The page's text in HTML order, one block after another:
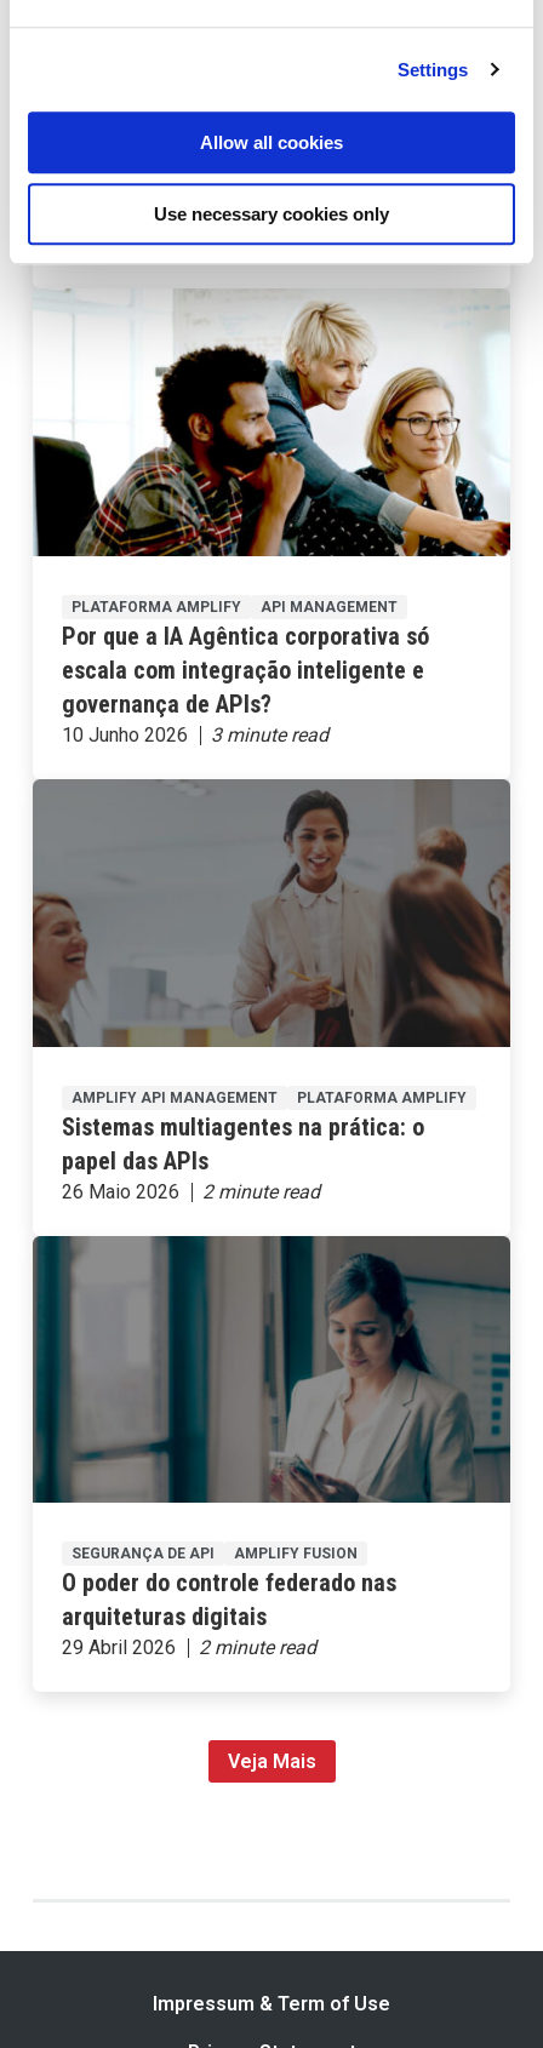
Settings
Allow all cookies
Use necessary cookies only
PLATAFORMA AMPLIFY AMPLIFY API MANAGEMENT
O futuro da transformação digital passa
por integração, automação e inteligência
distribuída
23 Junho 2026
PLATAFORMA AMPLIFY API MANAGEMENT
Por que a IA Agêntica corporativa só
escala com integração inteligente e
governança de APIs?
10 Junho 2026
AMPLIFY API MANAGEMENT PLATAFORMA AMPLIFY
Sistemas multiagentes na prática: o
papel das APIs
26 Maio 2026
SEGURANÇA DE API AMPLIFY FUSION
O poder do controle federado nas
arquiteturas digitais
29 Abril 2026
Veja Mais
Impressum & Term of Use